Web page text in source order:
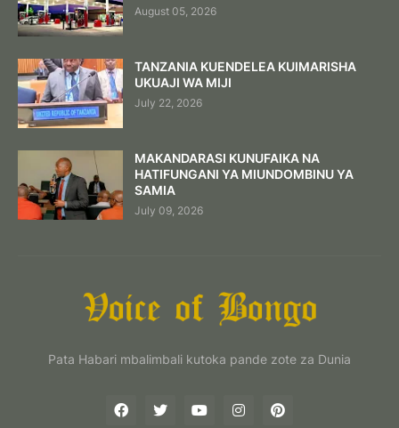
August 05, 2026
TANZANIA KUENDELEA KUIMARISHA
UKUAJI WA MIJI
July 22, 2026
MAKANDARASI KUNUFAIKA NA
HATIFUNGANI YA MIUNDOMBINU YA
SAMIA
July 09, 2026
Pata Habari mbalimbali kutoka pande zote za Dunia